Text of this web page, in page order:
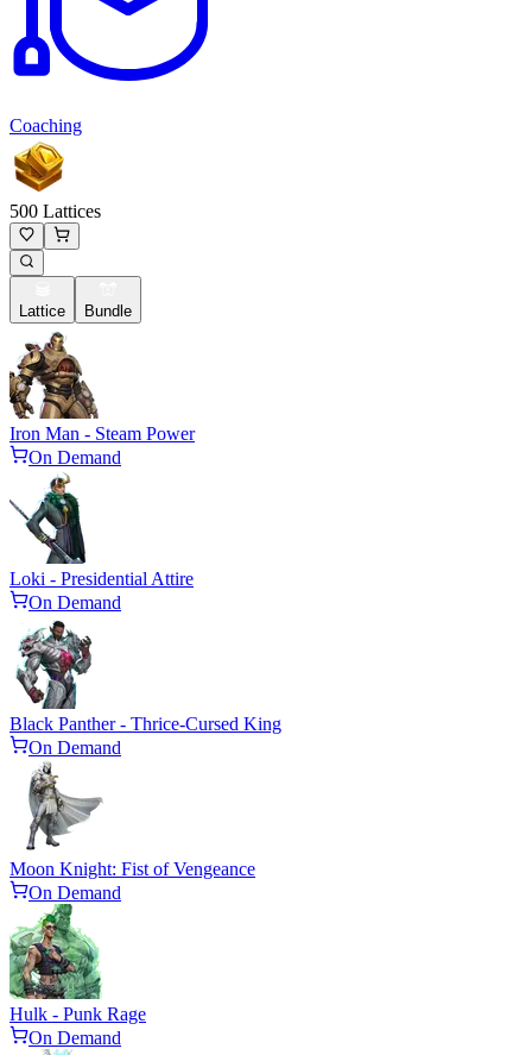
Coaching
500 Lattices
Lattice Bundle
Iron Man - Steam Power
On Demand
Loki - Presidential Attire
On Demand
Black Panther - Thrice-Cursed King
On Demand
Moon Knight: Fist of Vengeance
On Demand
Hulk - Punk Rage
On Demand